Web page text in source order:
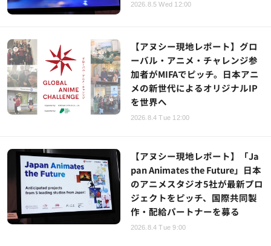
2026.8.5 Wed 12:00
【アヌシー現地レポート】グロ
ーバル・アニメ・チャレンジ参
加者がMIFAでピッチ。日本アニ
メの新世代によるオリジナルIP
を世界へ
2026.8.4 Tue 12:00
【アヌシー現地レポート】「Ja
pan Animates the Future」日本
のアニメスタジオ5社が最新プロ
ジェクトをピッチ、国際共同製
作・配給パートナーを募る
2026.8.4 Tue 9:00